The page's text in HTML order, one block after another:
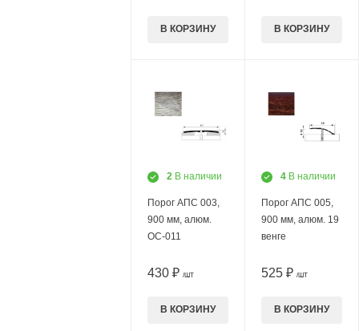
В КОРЗИНУ В КОРЗИНУ
2 В наличии
Порог АПС 003,
900 мм, алюм.
ОС-011
430 ₽ /ШТ
В КОРЗИНУ
4 В наличии
Порог АПС 005,
900 мм, алюм. 19
венге
525 ₽ /ШТ
В КОРЗИНУ